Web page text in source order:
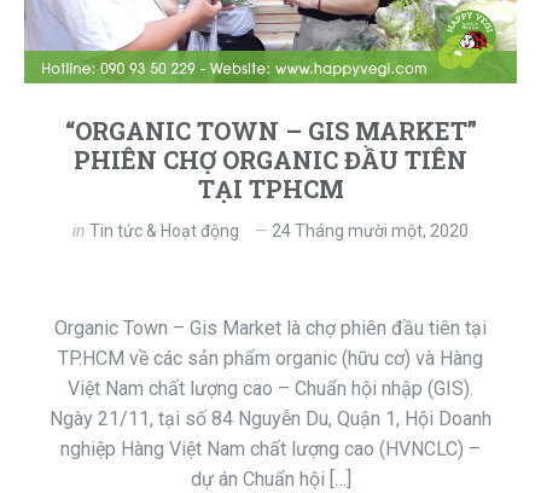
“ORGANIC TOWN – GIS MARKET”
PHIÊN CHỢ ORGANIC ĐẦU TIÊN
TẠI TPHCM
in Tin tức & Hoạt động 24 Tháng mười một, 2020
Organic Town – Gis Market là chợ phiên đầu tiên tại
TP.HCM về các sản phẩm organic (hữu cơ) và Hàng
Việt Nam chất lượng cao – Chuẩn hội nhập (GIS).
Ngày 21/11, tại số 84 Nguyễn Du, Quận 1, Hội Doanh
nghiệp Hàng Việt Nam chất lượng cao (HVNCLC) –
dự án Chuẩn hội […]